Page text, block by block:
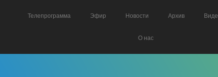
Телепрограмма Эфир Новости Архив
О нас